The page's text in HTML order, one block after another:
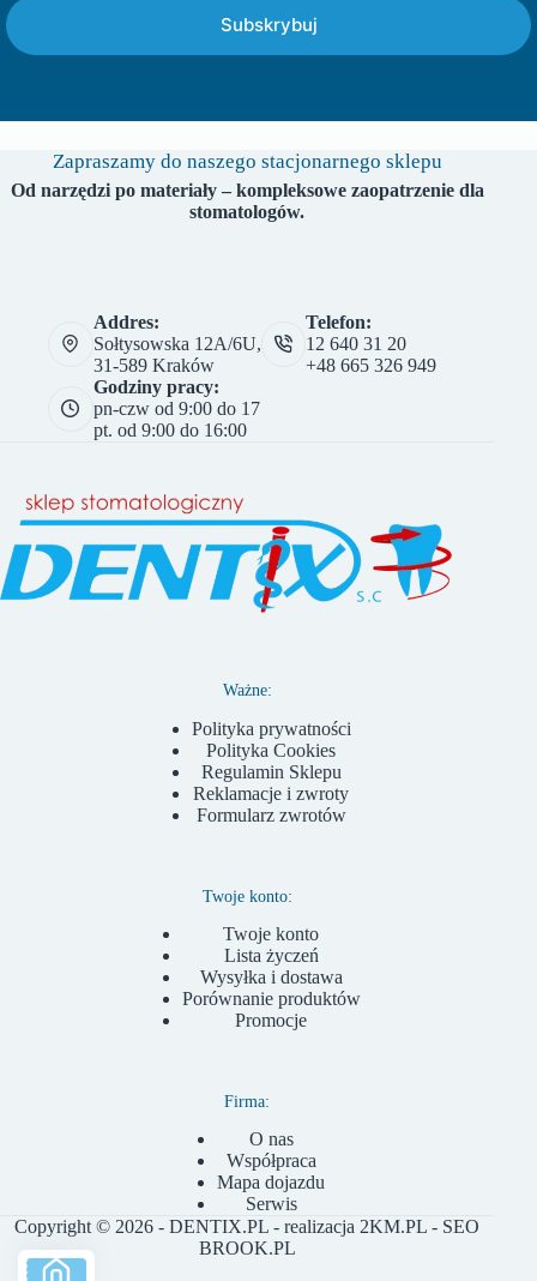
Subskrybuj
Zapraszamy do naszego stacjonarnego sklepu
Od narzędzi po materiały – kompleksowe zaopatrzenie dla
stomatologów.
Addres:
Sołtysowska 12A/6U,
31-589 Kraków
Telefon:
12 640 31 20
+48 665 326 949
Godziny pracy:
pn-czw od 9:00 do 17
pt. od 9:00 do 16:00
Ważne:
Polityka prywatności
Polityka Cookies
Regulamin Sklepu
Reklamacje i zwroty
Formularz zwrotów
Twoje konto:
Twoje konto
Lista życzeń
Wysyłka i dostawa
Porównanie produktów
Promocje
Firma:
O nas
Współpraca
Mapa dojazdu
Serwis
Copyright © 2026 - DENTIX.PL - realizacja 2KM.PL - SEO
BROOK.PL